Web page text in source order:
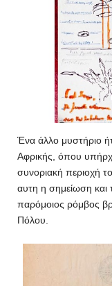
Ένα άλλο μυστήριο
Αφρικής, όπου
συνοριακή περιοχή
αυτη η σημείωση και
παρόμοιος ρόμβος
Πόλου.